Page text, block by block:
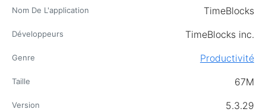
Nom De L'application TimeBlocks
Développeurs TimeBlocks inc.
Genre Productivité
Taille 67M
Version 5.3.29